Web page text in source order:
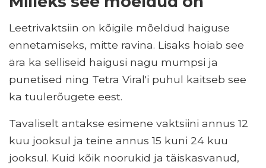
Leetrivaktsiin on kõigile mõeldud haiguse
ennetamiseks, mitte ravina. Lisaks hoiab see
ära ka selliseid haigusi nagu mumpsi ja
punetised ning Tetra Viral'i puhul kaitseb see
ka tuulerõugete eest.
Tavaliselt antakse esimene vaktsiini annus 12
kuu jooksul ja teine ​​annus 15 kuni 24 kuu
jooksul. Kuid kõik noorukid ja täiskasvanud,